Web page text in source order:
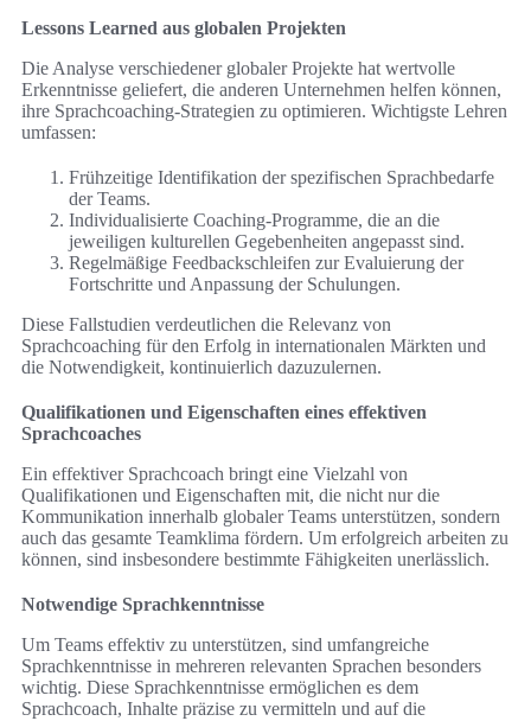
Lessons Learned aus globalen Projekten
Die Analyse verschiedener globaler Projekte hat wertvolle
Erkenntnisse geliefert, die anderen Unternehmen helfen können,
ihre Sprachcoaching-Strategien zu optimieren. Wichtigste Lehren
umfassen:
Frühzeitige Identifikation der spezifischen Sprachbedarfe
der Teams.
Individualisierte Coaching-Programme, die an die
jeweiligen kulturellen Gegebenheiten angepasst sind.
Regelmäßige Feedbackschleifen zur Evaluierung der
Fortschritte und Anpassung der Schulungen.
Diese Fallstudien verdeutlichen die Relevanz von
Sprachcoaching für den Erfolg in internationalen Märkten und
die Notwendigkeit, kontinuierlich dazuzulernen.
Qualifikationen und Eigenschaften eines effektiven
Sprachcoaches
Ein effektiver Sprachcoach bringt eine Vielzahl von
Qualifikationen und Eigenschaften mit, die nicht nur die
Kommunikation innerhalb globaler Teams unterstützen, sondern
auch das gesamte Teamklima fördern. Um erfolgreich arbeiten zu
können, sind insbesondere bestimmte Fähigkeiten unerlässlich.
Notwendige Sprachkenntnisse
Um Teams effektiv zu unterstützen, sind umfangreiche
Sprachkenntnisse in mehreren relevanten Sprachen besonders
wichtig. Diese Sprachkenntnisse ermöglichen es dem
Sprachcoach, Inhalte präzise zu vermitteln und auf die